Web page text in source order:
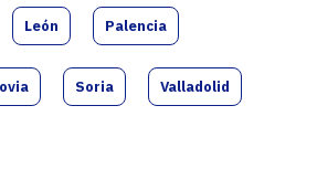
provincias
León Palencia
Soria Valladolid